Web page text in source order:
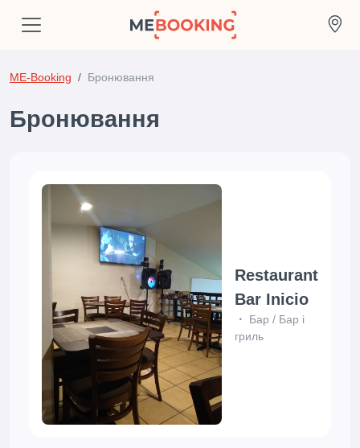
ME-Booking Бронювання
Бронювання
Restaurant
Bar Inicio
Бар / Бар і
гриль